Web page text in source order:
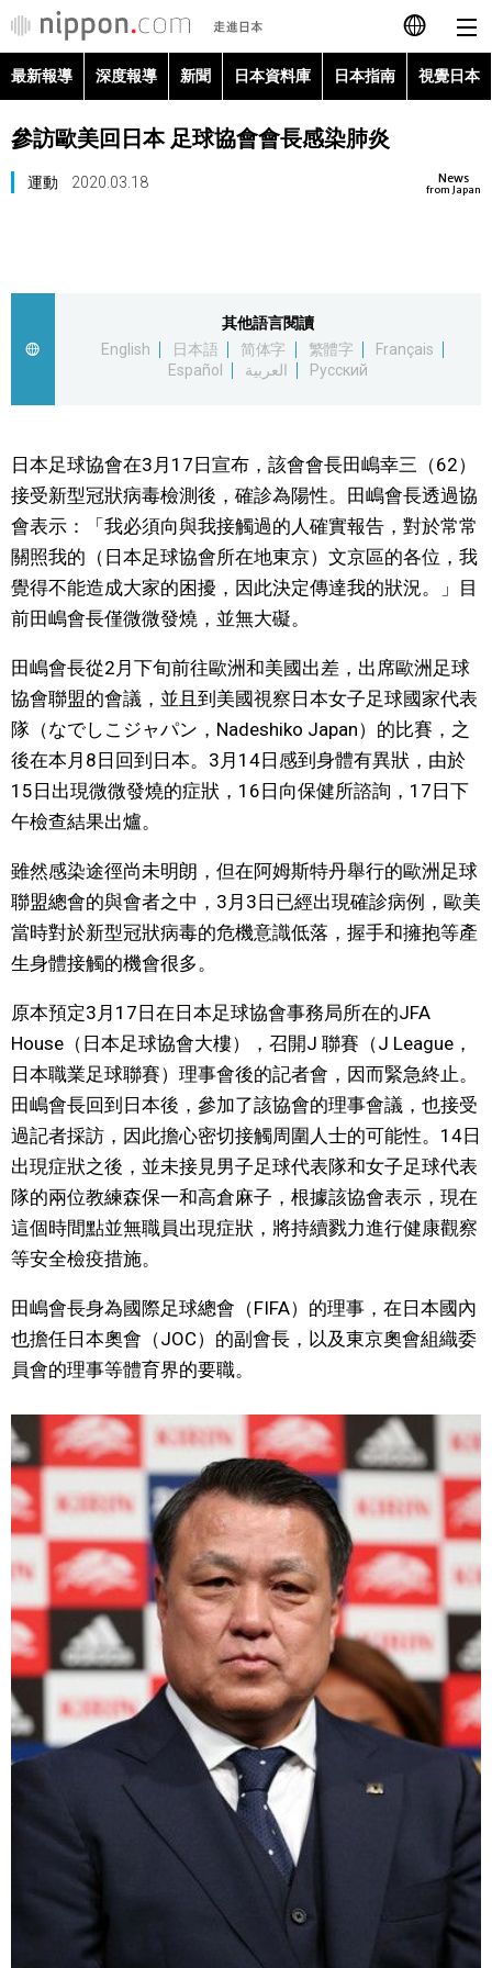
日本語
English
العربية
日本指南
視覺日本
臺灣香港
人物訪談
日本入門
政治外交
社會
財經
文化
科學技術
生活
運動
娛樂
教育
家庭
醫療健康
語言
東京
編輯部通知
最新報導 深度報導 新聞 日本資料庫 日本指南 視覺日本
參訪歐美回日本 足球協會會長感染肺炎
News
from Japan
運動 2020.03.18
其他語言閱讀
English
日本語 简体字 繁體字
Français
Español
العربية Русский
日本足球協會在3月17日宣布，該會會長田嶋幸三（62）
接受新型冠狀病毒檢測後，確診為陽性。田嶋會長透過協
會表示：「我必須向與我接觸過的人確實報告，對於常常
關照我的（日本足球協會所在地東京）文京區的各位，我
覺得不能造成大家的困擾，因此決定傳達我的狀況。」目
前田嶋會長僅微微發燒，並無大礙。
田嶋會長從2月下旬前往歐洲和美國出差，出席歐洲足球
協會聯盟的會議，並且到美國視察日本女子足球國家代表
隊（なでしこジャパン，Nadeshiko Japan）的比賽，之
後在本月8日回到日本。3月14日感到身體有異狀，由於
15日出現微微發燒的症狀，16日向保健所諮詢，17日下
午檢查結果出爐。
雖然感染途徑尚未明朗，但在阿姆斯特丹舉行的歐洲足球
聯盟總會的與會者之中，3月3日已經出現確診病例，歐美
當時對於新型冠狀病毒的危機意識低落，握手和擁抱等產
生身體接觸的機會很多。
原本預定3月17日在日本足球協會事務局所在的JFA
House（日本足球協會大樓），召開J 聯賽（J League，
日本職業足球聯賽）理事會後的記者會，因而緊急終止。
田嶋會長回到日本後，參加了該協會的理事會議，也接受
過記者採訪，因此擔心密切接觸周圍人士的可能性。14日
出現症狀之後，並未接見男子足球代表隊和女子足球代表
隊的兩位教練森保一和高倉麻子，根據該協會表示，現在
這個時間點並無職員出現症狀，將持續戮力進行健康觀察
等安全檢疫措施。
田嶋會長身為國際足球總會（FIFA）的理事，在日本國內
也擔任日本奧會（JOC）的副會長，以及東京奧會組織委
員會的理事等體育界的要職。